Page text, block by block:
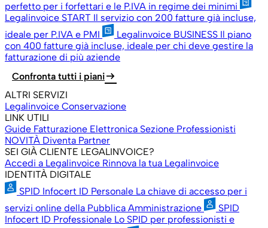
perfetto per i forfettari e le P.IVA in regime dei minimi
Legalinvoice START Il servizio con 200 fatture già incluse,
ideale per P.IVA e PMI
Legalinvoice BUSINESS Il piano
con 400 fatture già incluse, ideale per chi deve gestire la
fatturazione di più aziende
Confronta tutti i pianiarrow_right_alt
ALTRI SERVIZI
Legalinvoice Conservazione
LINK UTILI
Guide Fatturazione Elettronica Sezione Professionisti
NOVITÀ Diventa Partner
SEI GIÀ CLIENTE LEGALINVOICE?
Accedi a Legalinvoice Rinnova la tua Legalinvoice
IDENTITÀ DIGITALE
SPID Infocert ID Personale La chiave di accesso per i
servizi online della Pubblica Amministrazione
SPID
Infocert ID Professionale Lo SPID per professionisti e